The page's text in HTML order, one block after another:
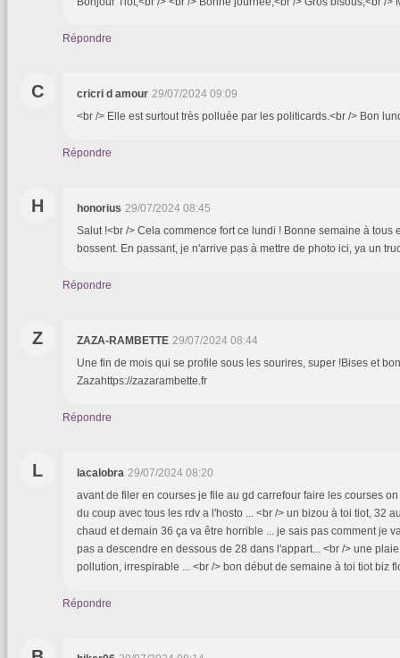
Répondre
C cricri d amour 29/07/2024 09:09
<br /> Elle est surtout très polluée par les politicards.<br /> Bon
Répondre
H honorius 29/07/2024 08:45
Salut !<br /> Cela commence fort ce lundi ! Bonne semaine à tous
bossent. En passant, je n'arrive pas à mettre de photo ici, ya un
Répondre
Z ZAZA-RAMBETTE 29/07/2024 08:44
Une fin de mois qui se profile sous les sourires, super !Bises et
Zazahttps://zazarambette.fr
Répondre
L lacalobra 29/07/2024 08:20
avant de filer en courses je file au gd carrefour faire les courses
du coup avec tous les rdv a l'hosto ... <br /> un bizou à toi tiot, 32
chaud et demain 36 ça va être horrible ... je sais pas comment je
pas a descendre en dessous de 28 dans l'appart... <br /> une
pollution, irrespirable ... <br /> bon début de semaine à toi tiot biz
Répondre